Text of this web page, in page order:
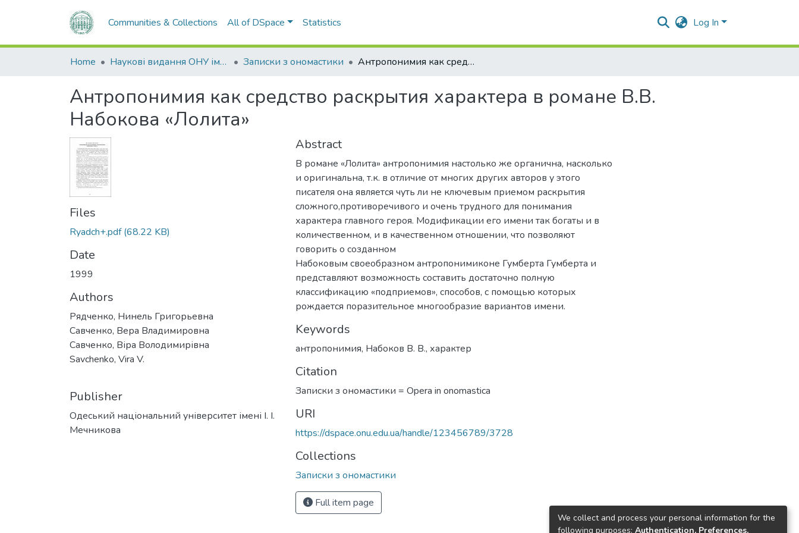
Communities & Collections All of DSpace Statistics Log In
Home Наукові видання ОНУ імені І. І. Мечникова Записки з ономастики Антропонимия как средство раскрытия характера в романе В.В. Набокова «Лолита»
Антропонимия как средство раскрытия характера в романе В.В.
Набокова «Лолита»
Files
Ryadch+.pdf(68.22 KB)
Date
1999
Authors
Рядченко, Нинель Григорьевна
Савченко, Вера Владимировна
Савченко, Віра Володимирівна
Savchenko, Vira V.
Publisher
Одеський національний університет імені І. І.
Мечникова
Abstract
В романе «Лолита» антропонимия настолько же органична, насколько
и оригинальна, т.к. в отличие от многих других авторов у этого
писателя она является чуть ли не ключевым приемом раскрытия
сложного,противоречивого и очень трудного для понимания
характера главного героя. Модификации его имени так богаты и в
количественном, и в качественном отношении, что позволяют
говорить о созданном
Набоковым своеобразном антропонимиконе Гумберта Гумберта и
представляют возможность составить достаточно полную
классификацию «подприемов», способов, с помощью которых
рождается поразительное многообразие вариантов имени.
Keywords
антропонимия, Набоков В. В., характер
Citation
Записки з ономастики = Opera in onomastica
URI
https://dspace.onu.edu.ua/handle/123456789/3728
Collections
Записки з ономастики
Full item page
We collect and process your personal information for the
following purposes: Authentication, Preferences,